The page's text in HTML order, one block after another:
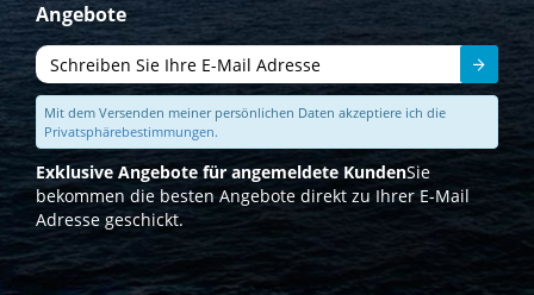
Angebote
Mit dem Versenden meiner persönlichen Daten akzeptiere ich die
Privatsphärebestimmungen.
Exklusive Angebote für angemeldete KundenSie
bekommen die besten Angebote direkt zu Ihrer E-Mail
Adresse geschickt.